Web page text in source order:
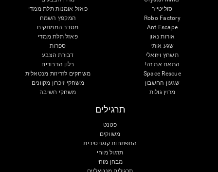
סוליטייר
Robo Factory
Ant Escape
אורות נאון
שגע אותי
תשחץ ויזואלי
התאם את זה!
Space Rescue
שגעון החשבון
מרוץ גולות
פאזל אומנות תלת ממדי
המקפץ השמח
מסדר הממתקים
פאזל תלת ממדי
ספרות
דבורת הצבע
בלון הדבורים
משחקים לזריזות מנטאלית
משחקי זיכרון מקוונים
משחקי חשיבה
תרגילים
פטנט
משווקים
התפתחות קוגניטיבית
תרגול מוחי
מבחן מוחי